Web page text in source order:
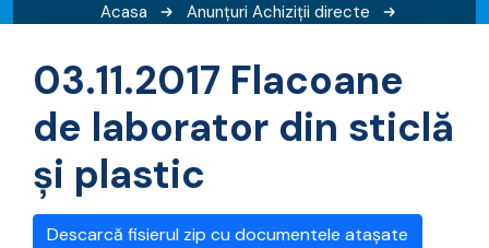
Acasa Anunțuri Achiziții directe
03.11.2017 Flacoane
de laborator din sticlă
și plastic
Descarcă fisierul zip cu documentele atașate